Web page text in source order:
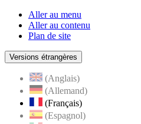
Aller au menu
Aller au contenu
Plan de site
Versions étrangères
(Anglais)
(Allemand)
(Français)
(Espagnol)